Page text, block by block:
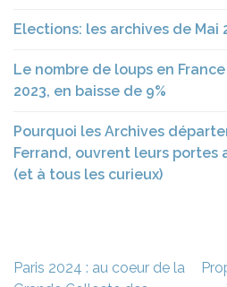
Elections: les archives de Mai
Le nombre de loups en
2023, en baisse de 9%
Pourquoi les Archives
Ferrand, ouvrent leurs portes
(et à tous les curieux)
Navigation
Paris 2024 : au coeur de la